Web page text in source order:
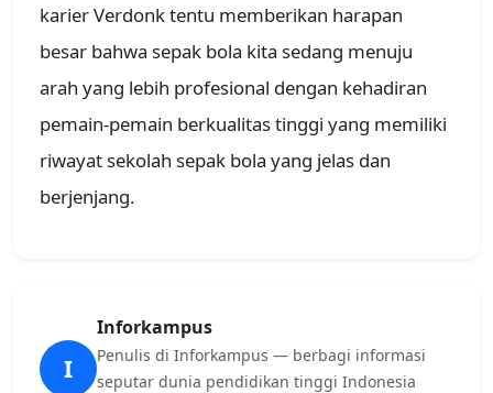
karier Verdonk tentu memberikan harapan
besar bahwa sepak bola kita sedang menuju
arah yang lebih profesional dengan kehadiran
pemain-pemain berkualitas tinggi yang memiliki
riwayat sekolah sepak bola yang jelas dan
berjenjang.
I
Inforkampus
Penulis di Inforkampus — berbagi informasi
seputar dunia pendidikan tinggi Indonesia